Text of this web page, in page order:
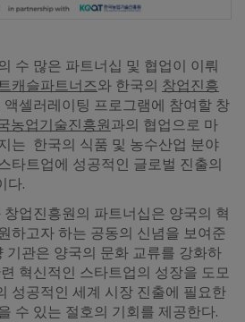
수 많은 파트너십 및 협업이 이뤄
캐슬파트너즈와 한국의 창업진흥
셀러레이팅 프로그램에 참여할 창
농업기술진흥원과의 협업으로 마
는 한국의 식품 및 농수산업 분야
타트업에 성공적인 글로벌 진출의
다.
업진흥원의 파트너십은 양국의 혁
하고자 하는 공동의 신념을 보여준
기관은 양국의 문화 교류를 강화하
혁신적인 스타트업의 성장을 도모
성공적인 세계 시장 진출에 필요한
수 있는 절호의 기회를 제공한다.